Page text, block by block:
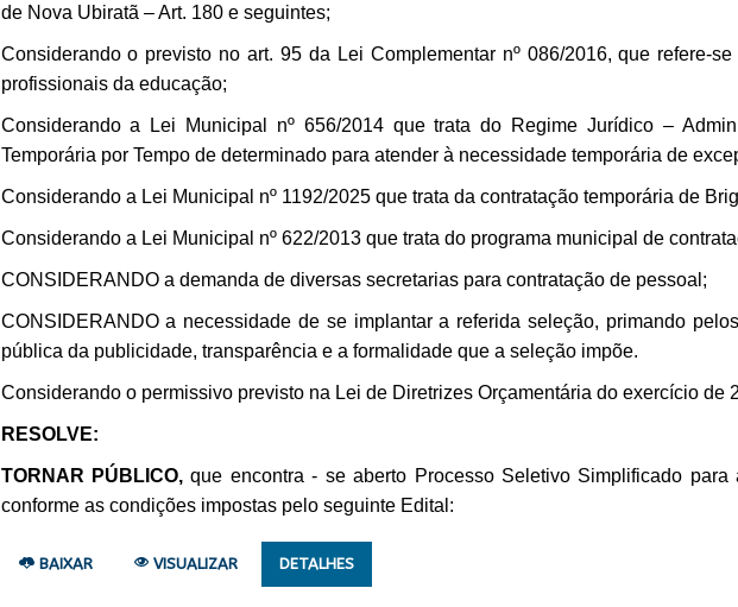
de Nova Ubiratã – Art. 180 e seguintes;
Considerando o previsto no art. 95 da Lei Complementar nº 086/2016, que refere-
profissionais da educação;
Considerando a Lei Municipal nº 656/2014 que trata do Regime Jurídico –
Temporária por Tempo de determinado para atender à necessidade temporária de
Considerando a Lei Municipal nº 1192/2025 que trata da contratação temporária de
Considerando a Lei Municipal nº 622/2013 que trata do programa municipal de
CONSIDERANDO a demanda de diversas secretarias para contratação de pessoal;
CONSIDERANDO a necessidade de se implantar a referida seleção, primando
pública da publicidade, transparência e a formalidade que a seleção impõe.
Considerando o permissivo previsto na Lei de Diretrizes Orçamentária do exercício de
RESOLVE:
TORNAR PÚBLICO,que encontra - se aberto Processo Seletivo Simplificado
conforme as condições impostas pelo seguinte Edital:
BAIXAR VISUALIZAR DETALHES